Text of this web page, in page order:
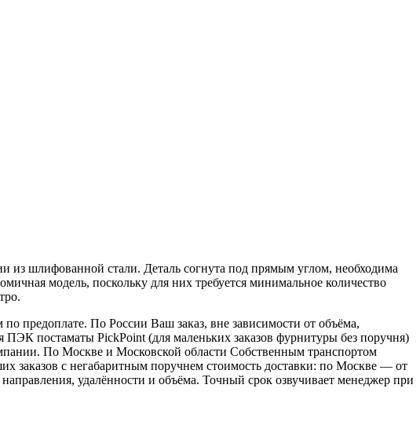
из шлифованной стали. Деталь согнута под прямым углом, необходима
модель, поскольку для них требуется минимальное количество
предоплате. По России Ваш заказ, вне зависимости от объёма,
постаматы PickPoint (для маленьких заказов фурнитуры без поручня)
По Москве и Московской области Собственным транспортом
заказов с негабаритным поручнем стоимость доставки: по Москве — от
удалённости и объёма. Точный срок озвучивает менеджер при